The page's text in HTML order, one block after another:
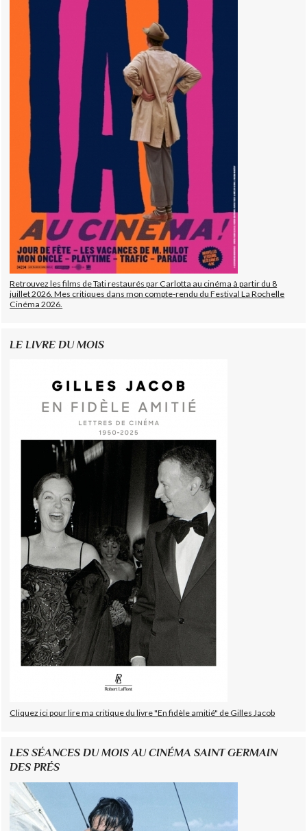
Retrouvez les films de Tati restaurés par Carlotta au cinéma à partir du 8
juillet 2026. Mes critiques dans mon compte-rendu du Festival La Rochelle
Cinéma 2026.
LE LIVRE DU MOIS
Cliquez ici pour lire ma critique du livre "En fidèle amitié" de Gilles Jacob
LES SÉANCES DU MOIS AU CINÉMA SAINT GERMAIN
DES PRÉS